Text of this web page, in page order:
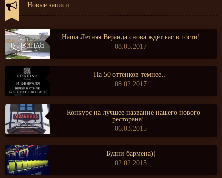
Новые записи
Наша Летняя Веранда снова ждёт вас в гости!
08.05.2017
На 50 оттенков темнее…
08.02.2017
Конкурс на лучшее название нашего нового
ресторана!
06.03.2015
Будни бармена))
02.02.2015